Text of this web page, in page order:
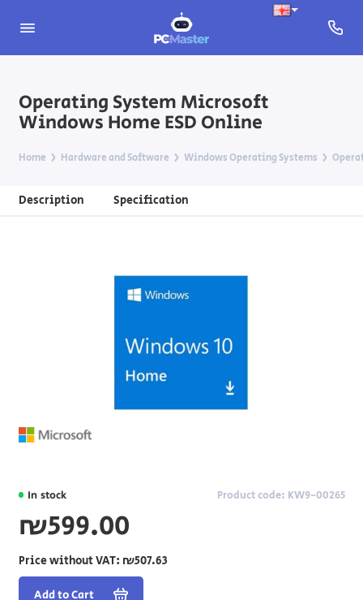
Operating System Microsoft
Windows Home ESD Online
Home Hardware and Software Windows Operating Systems
Description Specification
In stock Product code: KW9-00265
₪599.00
Price without VAT: ₪507.63
Add to Cart